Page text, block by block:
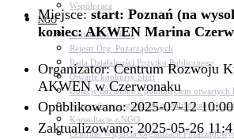
Współpraca
NGO
Aktualności NGO
Rejestr Org. Pozarządowych
Rada Działalności Pożytku Publicznego
Otwarte konkursy ofert
Dotacje udzielone z pominięciem
Komunikaty organizacji o realizowanych
Konsultacje z NGO
Centrum Wsparcia Organizacji
Miejsce:start: Poznań (na
koniec: AKWEN Marina
Organizator: Centrum Rozwoju
AKWEN w Czerwonaku
Opublikowano: 2025-07-12
Zaktualizowano: 2025-05-26